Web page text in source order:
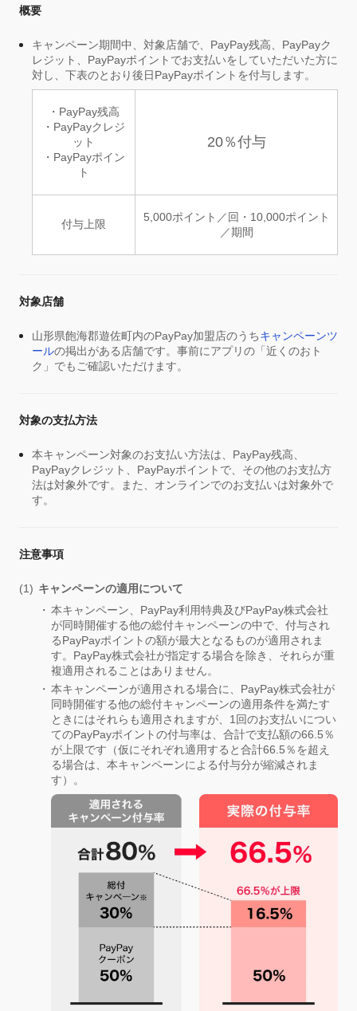
概要
キャンペーン期間中、対象店舗で、PayPay残高、PayPayク
レジット、PayPayポイントでお支払いをしていただいた方に
対し、下表のとおり後日PayPayポイントを付与します。
・PayPay残高
・PayPayクレジ
ット
・PayPayポイン
ト
20％付与
付与上限
5,000ポイント／回・10,000ポイント
／期間
対象店舗
山形県飽海郡遊佐町内のPayPay加盟店のうちキャンペーンツ
ールの掲出がある店舗です。事前にアプリの「近くのおト
ク」でもご確認いただけます。
対象の支払方法
本キャンペーン対象のお支払い方法は、PayPay残高、
PayPayクレジット、PayPayポイントで、その他のお支払方
法は対象外です。また、オンラインでのお支払いは対象外で
す。
注意事項
キャンペーンの適用について
本キャンペーン、PayPay利用特典及びPayPay株式会社
が同時開催する他の総付キャンペーンの中で、付与され
るPayPayポイントの額が最大となるものが適用されま
す。PayPay株式会社が指定する場合を除き、それらが重
複適用されることはありません。
本キャンペーンが適用される場合に、PayPay株式会社が
同時開催する他の総付キャンペーンの適用条件を満たす
ときにはそれらも適用されますが、1回のお支払いについ
てのPayPayポイントの付与率は、合計で支払額の66.5％
が上限です（仮にそれぞれ適用すると合計66.5％を超え
る場合は、本キャンペーンによる付与分が縮減されま
す）。